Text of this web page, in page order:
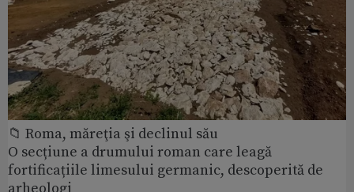
📁 Roma, măreţia şi declinul său
O secțiune a drumului roman care leagă
fortificațiile limesului germanic, descoperită de